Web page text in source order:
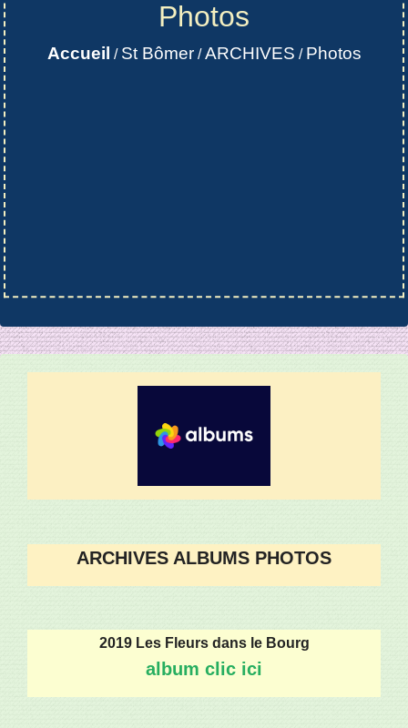
Photos
Accueil / St Bômer/ARCHIVES / Photos
ARCHIVES ALBUMS PHOTOS
2019 Les Fleurs dans le Bourg
album clic ici